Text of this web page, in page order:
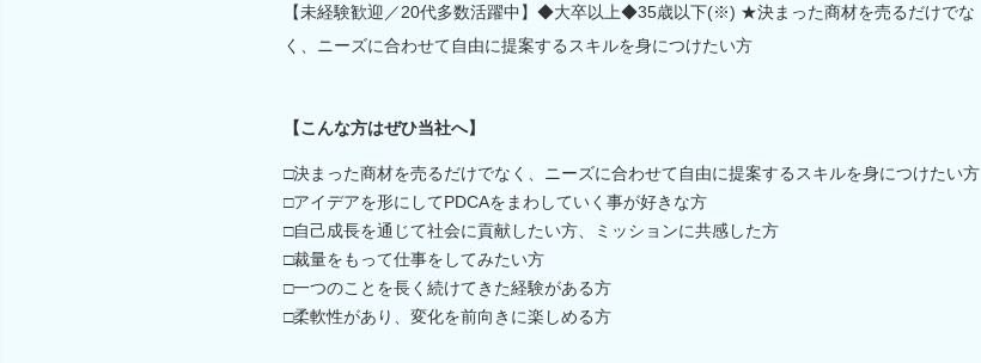
【未経験歓迎／20代多数活躍中】◆大卒以上◆35歳以下(※) ★決まった商材を売るだけでな
く、ニーズに合わせて自由に提案するスキルを身につけたい方
【こんな方はぜひ当社へ】
□決まった商材を売るだけでなく、ニーズに合わせて自由に提案するスキルを身につけたい方
□アイデアを形にしてPDCAをまわしていく事が好きな方
□自己成長を通じて社会に貢献したい方、ミッションに共感した方
□裁量をもって仕事をしてみたい方
□一つのことを長く続けてきた経験がある方
□柔軟性があり、変化を前向きに楽しめる方